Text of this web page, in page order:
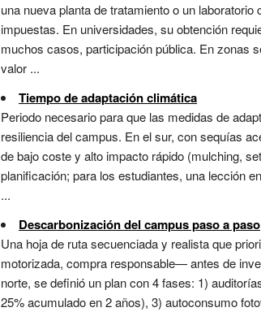
una nueva planta de tratamiento o un
impuestas. En universidades, su obtención
muchos casos, participación pública. En zonas
valor ...
Tiempo de adaptación climática
Periodo necesario para que las medidas de
resiliencia del campus. En el sur, con sequías
de bajo coste y alto impacto rápido (mulching,
planificación; para los estudiantes, una lección
...
Descarbonización del campus paso a paso
Una hoja de ruta secuenciada y realista que
motorizada, compra responsable— antes de
norte, se definió un plan con 4 fases: 1)
25% acumulado en 2 años), 3) autoconsumo